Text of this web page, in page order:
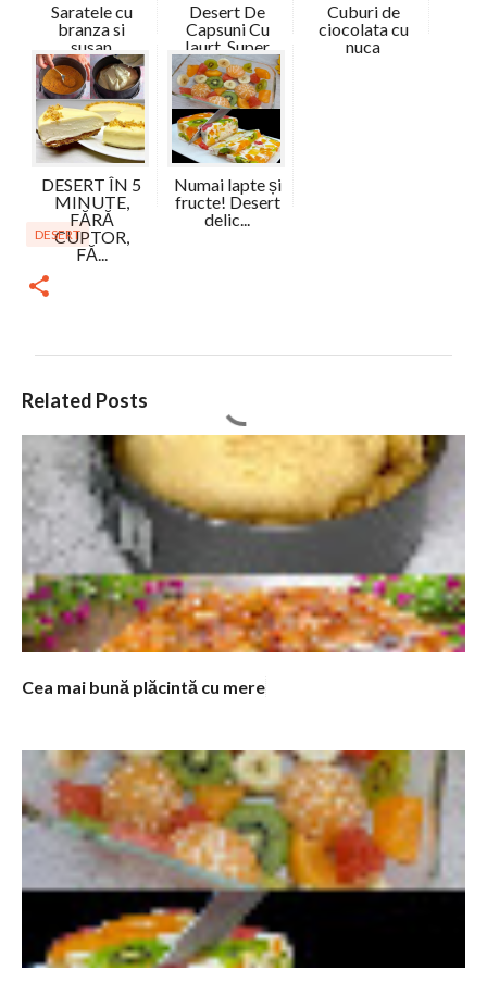
Saratele cu
branza si
susan
Desert De
Capsuni Cu
Iaurt, Super
G...
Cuburi de
ciocolata cu
nuca
DESERT ÎN 5
MINUTE,
FĂRĂ
CUPTOR,
FĂ...
Numai lapte și
fructe! Desert
delic...
DESERT
Related Posts
Cea mai bună plăcintă cu mere
C
m
n
t
a
r
i